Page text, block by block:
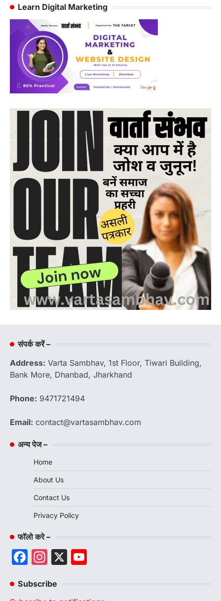
Learn Digital Marketing
संपर्क करें –
Address: Varta Sambhav, 1st Floor, Tiwari Building,
Bank More, Dhanbad, Jharkhand
Phone: 9471721494
Email: contact@vartasambhav.com
अन्य पेज –
Home
About Us
Contact Us
Privacy Policy
फॉलो करे –
Facebook
Instagram
X
Subscribe